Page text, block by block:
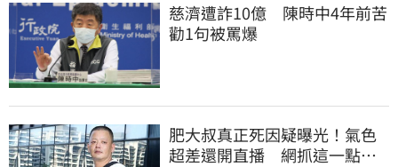
慈濟遭詐10億　陳時中4年前苦
勸1句被罵爆
肥大叔真正死因疑曝光！氣色
超差還開直播 網抓這一點超